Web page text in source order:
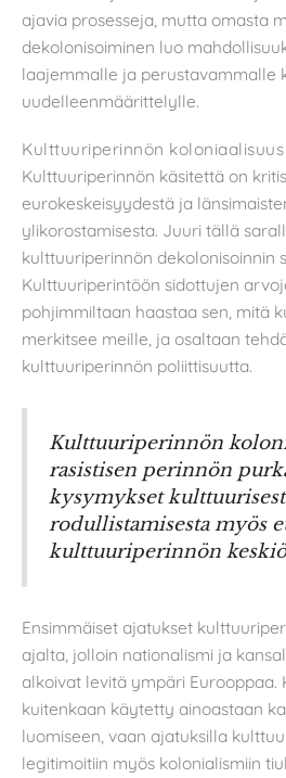
ajavia prosesseja, mutta omasta
dekolonisoiminen luo
laajemmalle ja perustavammalle
uudelleenmäärittelylle.
Kulttuuriperinnön koloniaalisuus
Kulttuuriperinnön käsitettä on
eurokeskeisyydestä ja
ylikorostamisesta. Juuri tällä
kulttuuriperinnön dekolonisoinnin
Kulttuuriperintöön sidottujen
pohjimmiltaan haastaa sen, mitä
merkitsee meille, ja osaltaan
kulttuuriperinnön poliittisuutta.
Kulttuuriperinnön
rasistisen perinnön
kysymykset
rodullistamisesta myös
kulttuuriperinnön
Ensimmäiset ajatukset
ajalta, jolloin nationalismi ja
alkoivat levitä ympäri Eurooppaa.
kuitenkaan käytetty ainoastaan
luomiseen, vaan ajatuksilla
legitimoitiin myös kolonialismiin